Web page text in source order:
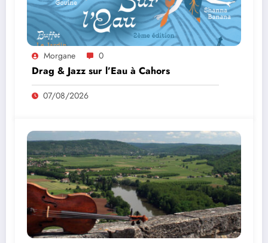
Morgane 0
Drag & Jazz sur l’Eau à Cahors
07/08/2026